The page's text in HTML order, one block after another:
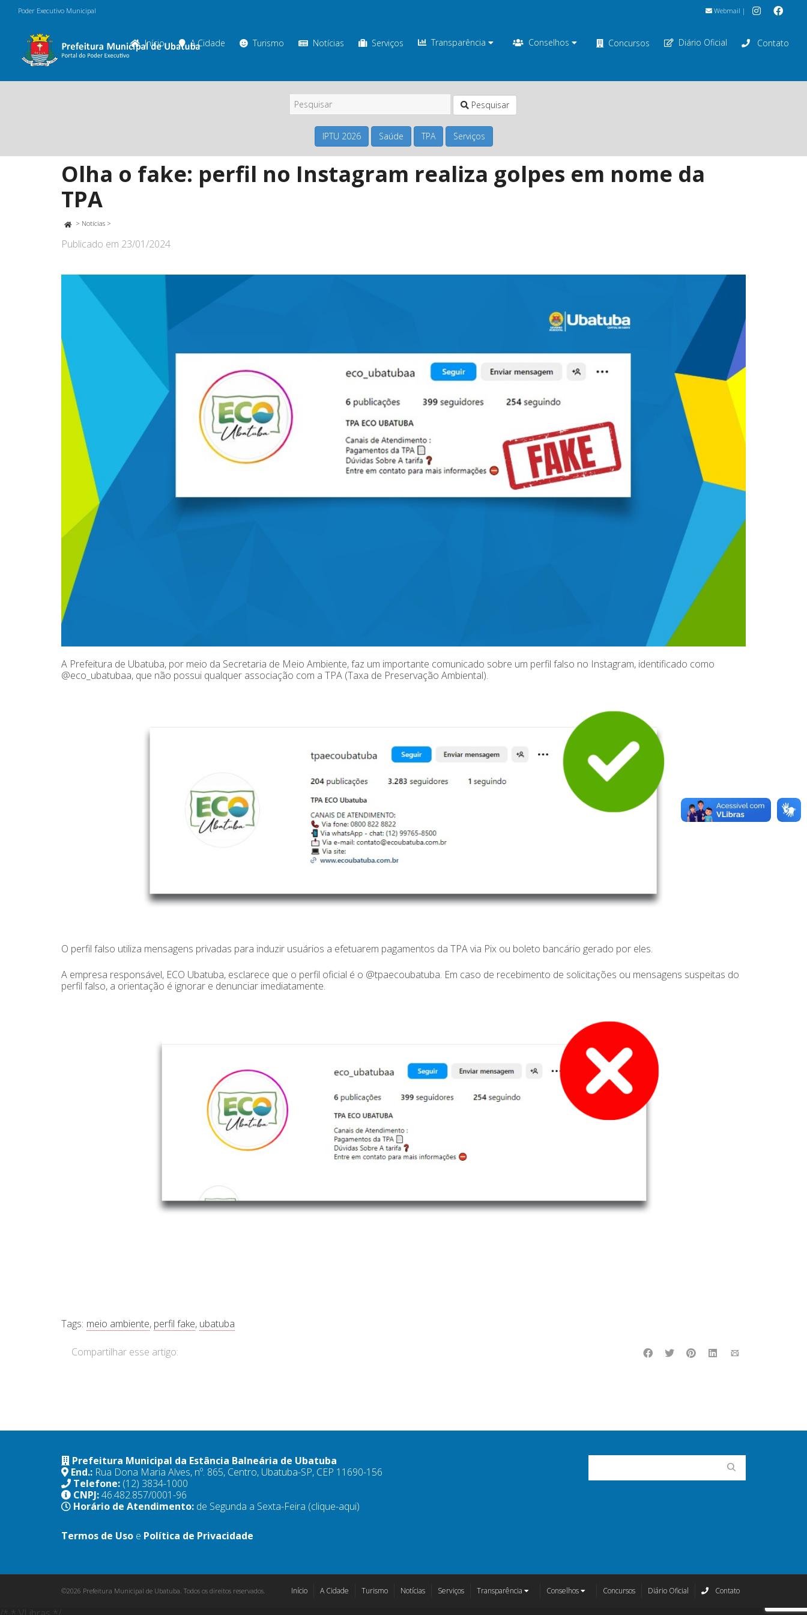
Poder Executivo Municipal Webmail |
Início A Cidade Turismo Notícias Serviços Transparência Conselhos Concursos Diário Oficial Contato
Pesquisar
IPTU 2026 Saúde TPA Serviços
Olha o fake: perfil no Instagram realiza golpes em nome da
TPA
> Notícias >
Publicado em 23/01/2024
A Prefeitura de Ubatuba, por meio da Secretaria de Meio Ambiente, faz um importante comunicado sobre um perfil falso no Instagram, identificado como
@eco_ubatubaa, que não possui qualquer associação com a TPA (Taxa de Preservação Ambiental).
O perfil falso utiliza mensagens privadas para induzir usuários a efetuarem pagamentos da TPA via Pix ou boleto bancário gerado por eles.
A empresa responsável, ECO Ubatuba, esclarece que o perfil oficial é o @tpaecoubatuba. Em caso de recebimento de solicitações ou mensagens suspeitas do
perfil falso, a orientação é ignorar e denunciar imediatamente.
Tags: meio ambiente, perfil fake, ubatuba
Compartilhar esse artigo:
Prefeitura Municipal da Estância Balneária de Ubatuba
End.: Rua Dona Maria Alves, nº. 865, Centro, Ubatuba-SP, CEP 11690-156
Telefone: (12) 3834-1000
CNPJ:46.482.857/0001-96
Horário de Atendimento: de Segunda a Sexta-Feira (clique-aqui)
Termos de Uso e Política de Privacidade
©2026 Prefeitura Municipal de Ubatuba. Todos os direitos reservados. Início A Cidade Turismo Notícias Serviços Transparência Conselhos Concursos Diário Oficial Contato